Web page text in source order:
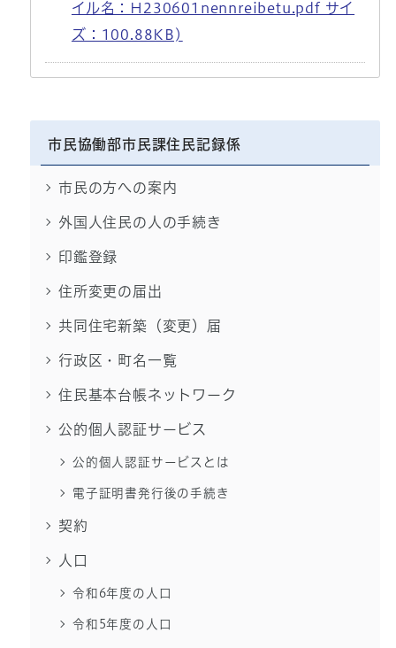
イル名：H230601nennreibetu.pdf サイ
ズ：100.88KB)
市民協働部市民課住民記録係
市民の方への案内
外国人住民の人の手続き
印鑑登録
住所変更の届出
共同住宅新築（変更）届
行政区・町名一覧
住民基本台帳ネットワーク
公的個人認証サービス
公的個人認証サービスとは
電子証明書発行後の手続き
契約
人口
令和6年度の人口
令和5年度の人口